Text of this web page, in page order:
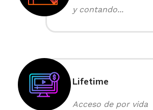
y contando...
Lifetime
Acceso de por vida